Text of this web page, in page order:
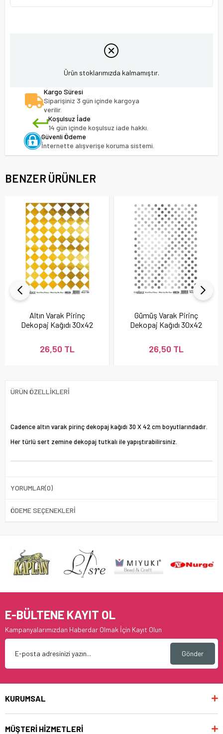
Ürün stoklarımızda kalmamıştır.
Kargo Süresi
Siparişiniz 3 gün içinde kargoya
verilir.
Koşulsuz İade
14 gün içinde koşulsuz iade hakkı.
Güvenli Ödeme
İnternette alışverişe koruma sistemi.
BENZER ÜRÜNLER
Altın Varak Pirinç
Dekopaj Kağıdı 30x42
26,50 TL
Gümüş Varak Pirinç
Dekopaj Kağıdı 30x42
26,50 TL
ÜRÜN ÖZELLIKLERI
Cadence altın varak pirinç dekopaj kağıdı 30 X 42 cm boyutlarındadır.
Her türlü sert zemine dekopaj tutkalı ile yapıştırabilirsiniz.
YORUMLAR(0)
ÖDEME SEÇENEKLERI
E-BÜLTENE KAYIT OL
Kampanyalarımızdan Haberdar Olmak İçin Kayıt Olun
Gönder
KURUMSAL
MÜŞTERİ HİZMETLERİ